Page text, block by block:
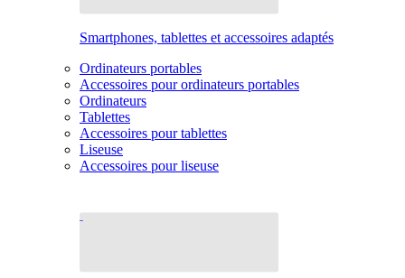
Smartphones, tablettes et accessoires adaptés
Ordinateurs portables
Accessoires pour ordinateurs portables
Ordinateurs
Tablettes
Accessoires pour tablettes
Liseuse
Accessoires pour liseuse